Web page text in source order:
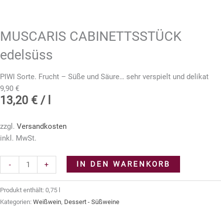
MUSCARIS CABINETTSSTÜCK
edelsüss
PIWI Sorte. Frucht – Süße und Säure… sehr verspielt und delikat
9,90 €
13,20 € /
zzgl. Versandkosten
inkl. MwSt.
-
MUSCARIS
CABINETTSSTÜCK
+ IN DEN WARENKORB
Produkt enthält: 0,75
Kategorien: Weißwein, Dessert - Süßweine